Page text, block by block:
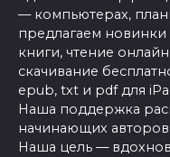
— компьютерах,
предлагаем
книги, чтение
скачивание
epub, txt и pdf для
Наша поддержка
начинающих
Наша цель —